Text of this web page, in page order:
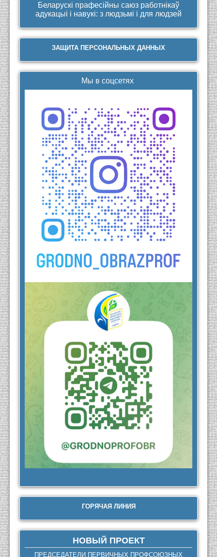
Беларускі прафесійны саюз работнікаў
адукацыі і навукі: з людзьмі і для людзей
ЗАЩИТА ПЕРСОНАЛЬНЫХ ДАННЫХ
Мы в соцсетях
ГОРЯЧАЯ ЛИНИЯ
НОВЫЙ ПРОЕКТ
ПРЕДСЕДАТЕЛИ ПЕРВИЧНЫХ ПРОФСОЮЗНЫХ